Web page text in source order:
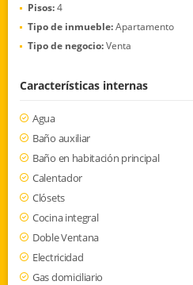
Pisos:4
Tipo de inmueble:Apartamento
Tipo de negocio:Venta
Características internas
Agua
Baño auxiliar
Baño en habitación principal
Calentador
Clósets
Cocina integral
Doble Ventana
Electricidad
Gas domiciliario